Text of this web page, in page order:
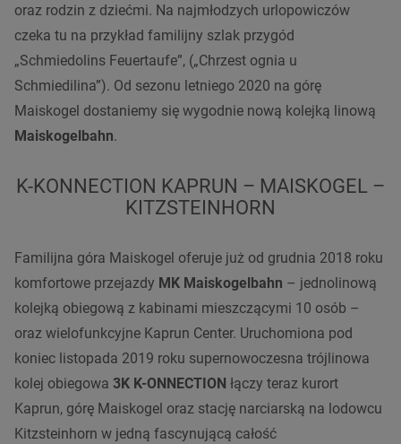
oraz rodzin z dziećmi. Na najmłodzych urlopowiczów
czeka tu na przykład familijny szlak przygód
„Schmiedolins Feuertaufe”, („Chrzest ognia u
Schmiedilina”). Od sezonu letniego 2020 na górę
Maiskogel dostaniemy się wygodnie nową kolejką linową
Maiskogelbahn.
K-KONNECTION KAPRUN – MAISKOGEL –
KITZSTEINHORN
Familijna góra Maiskogel oferuje już od grudnia 2018 roku
komfortowe przejazdy MK Maiskogelbahn – jednolinową
kolejką obiegową z kabinami mieszczącymi 10 osób –
oraz wielofunkcyjne Kaprun Center. Uruchomiona pod
koniec listopada 2019 roku supernowoczesna trójlinowa
kolej obiegowa 3K K-ONNECTION łączy teraz kurort
Kaprun, górę Maiskogel oraz stację narciarską na lodowcu
Kitzsteinhorn w jedną fascynującą całość